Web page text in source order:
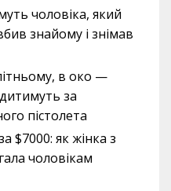
чоловіка, який
знайому і знімав
в око —
за
пістолета
$7000: як жінка з
чоловікам